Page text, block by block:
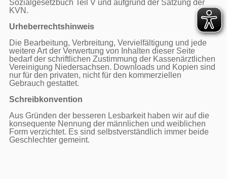
Sozialgesetzbuch Teil V und aufgrund der Satzung der
KVN.
Urheberrechtshinweis
Die Bearbeitung, Verbreitung, Vervielfältigung und jede
weitere Art der Verwertung von Inhalten dieser Seite
bedarf der schriftlichen Zustimmung der Kassenärztlichen
Vereinigung Niedersachsen. Downloads und Kopien sind
nur für den privaten, nicht für den kommerziellen
Gebrauch gestattet.
Schreibkonvention
Aus Gründen der besseren Lesbarkeit haben wir auf die
konsequente Nennung der männlichen und weiblichen
Form verzichtet. Es sind selbstverständlich immer beide
Geschlechter gemeint.